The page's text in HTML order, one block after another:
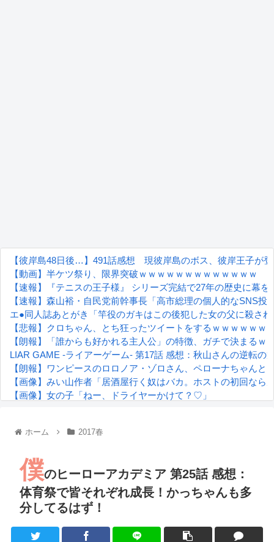
【彼岸島48日後…】491話感想 現彼岸島のボス、彼岸王子が
【動画】半ケツ祭り、限界突破ｗｗｗｗｗｗｗｗｗｗｗｗｗ
【速報】『テニスの王子様』 シリーズ完結で27年の歴史に幕
【速報】森山裕・自民党前幹事長「高市総理の個人的なSNS投
エ●同人誌あとがき「竿役のガキはこの後犯した女の父に殺さ
【悲報】クロちゃん、とち狂ったツイートをするｗｗｗｗｗｗ
【朗報】「誰からも好かれる主人公」の特徴、ガチで決まるｗ
LIAR GAME -ライアーゲーム- 第17話 感想：秋山さんの逆転の
【朗報】ワンピースのロロノア・ゾロさん、ペローナちゃんと
【画像】みい山作者「居酒屋行く奴はバカ。ホストの初回な
【画像】女の子「ねー、ドライヤーかけて？♡」
『進撃の巨人』で一番面白いところってｗｗｗｗｗ
るろうに剣心 -明治剣客浪漫譚- 京都動乱 第33話の感想
同盟、帝国、フェザーン。生まれるなら何処がいいか問題！
ホーム 2017春
僕のヒーローアカデミア 第25話 感想：
体育祭で皆それぞれ成長！かっちゃんも多
分してるはず！